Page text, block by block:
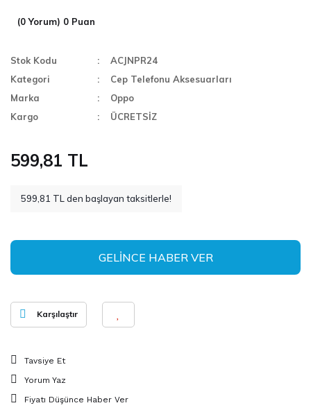
(0 Yorum) 0 Puan
Stok Kodu
ACJNPR24
Kategori
Cep Telefonu Aksesuarları
Marka
Oppo
Kargo
ÜCRETSİZ
599,81 TL
599,81 TL den başlayan taksitlerle!
GELİNCE HABER VER
Karşılaştır
Tavsiye Et
Yorum Yaz
Fiyatı Düşünce Haber Ver